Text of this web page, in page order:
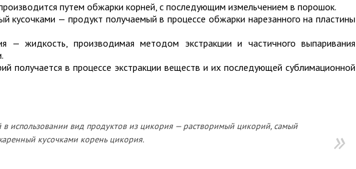
путем обжарки корней, с последующим измельчением в порошок.
кусочками — продукт получаемый в процессе обжарки нарезанного на пластины
— жидкость, производимая методом экстракции и частичного выпаривания
получается в процессе экстракции веществ и их последующей сублимационной
использовании вид продуктов из цикория — растворимый цикорий, самый
кусочками корень цикория.